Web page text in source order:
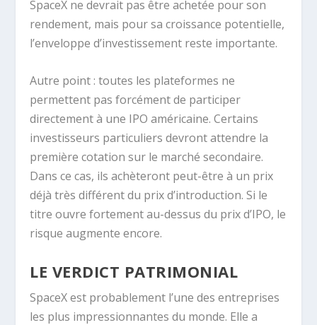
SpaceX ne devrait pas être achetée pour son
rendement, mais pour sa croissance potentielle,
l’enveloppe d’investissement reste importante.
Autre point : toutes les plateformes ne
permettent pas forcément de participer
directement à une IPO américaine. Certains
investisseurs particuliers devront attendre la
première cotation sur le marché secondaire.
Dans ce cas, ils achèteront peut-être à un prix
déjà très différent du prix d’introduction. Si le
titre ouvre fortement au-dessus du prix d’IPO, le
risque augmente encore.
LE VERDICT PATRIMONIAL
SpaceX est probablement l’une des entreprises
les plus impressionnantes du monde. Elle a